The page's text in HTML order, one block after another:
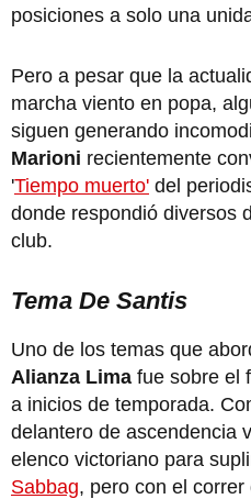
posiciones a solo una
Pero a pesar que la
marcha viento en popa,
siguen generando
Marioni recientemente
'Tiempo muerto' del
donde respondió diversos
club.
Tema De Santis
Uno de los temas que
Alianza Lima fue sobre el
a inicios de temporada.
delantero de ascendencia
elenco victoriano para
Sabbag, pero con el